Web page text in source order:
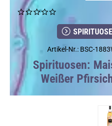
Artikel-Nr.: BSC-
Spirituosen:
Weißer